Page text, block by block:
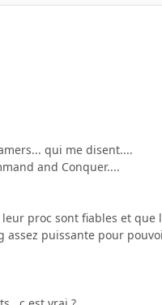
qui me disent....
and Conquer....
proc sont fiables et que
puissante pour